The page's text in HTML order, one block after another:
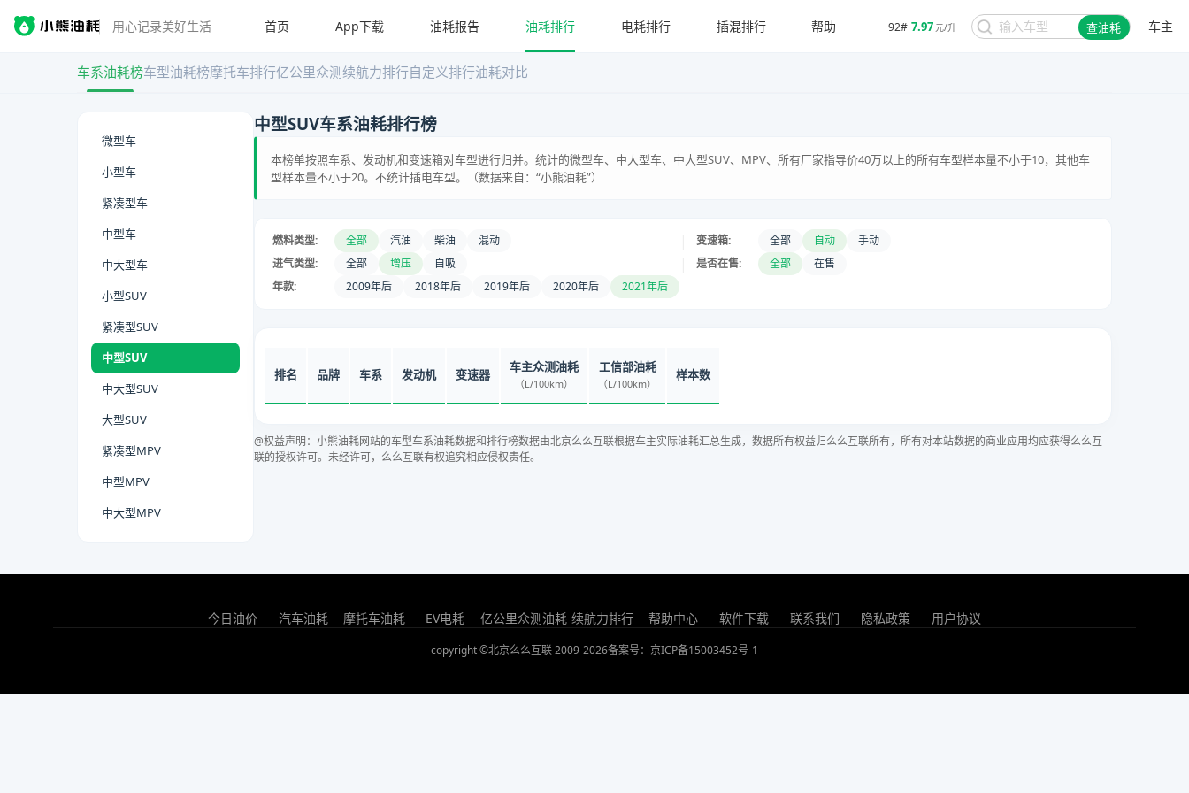
用心记录美好生活 92# 7.97元/升 查油耗 车主
首页 App下载 油耗报告 油耗排行 电耗排行 插混排行 帮助
车系油耗榜车型油耗榜摩托车排行亿公里众测续航力排行自定义排行油耗对比
微型车
小型车
紧凑型车
中型车
中大型车
小型SUV
紧凑型SUV
中型SUV
中大型SUV
大型SUV
紧凑型MPV
中型MPV
中大型MPV
中型SUV车系油耗排行榜
本榜单按照车系、发动机和变速箱对车型进行归并。统计的微型车、中大型车、中大型SUV、MPV、所有厂家指导价40万以上的所有车型样本量不小于10，其他车
型样本量不小于20。不统计插电车型。（数据来自：“小熊油耗”）
燃料类型: 全部 汽油 柴油 混动 变速箱: 全部 自动
手动
进气类型:
全部 增压 自吸 是否在售: 全部
在售
年款:
2009年后 2018年后 2019年后 2020年后 2021年后
排名 品牌 车系 发动机 变速器 车主众测油耗
（L/100km）
工信部油耗
（L/100km）
样本数
@权益声明：小熊油耗网站的车型车系油耗数据和排行榜数据由北京么么互联根据车主实际油耗汇总生成，数据所有权益归么么互联所有，所有对本站数据的商业应用均应获得么么互
联的授权许可。未经许可，么么互联有权追究相应侵权责任。
今日油价 汽车油耗 摩托车油耗 EV电耗 亿公里众测油耗 续航力排行 帮助中心 软件下载 联系我们 隐私政策 用户协议
copyright ©北京么么互联 2009-2026备案号：京ICP备15003452号-1